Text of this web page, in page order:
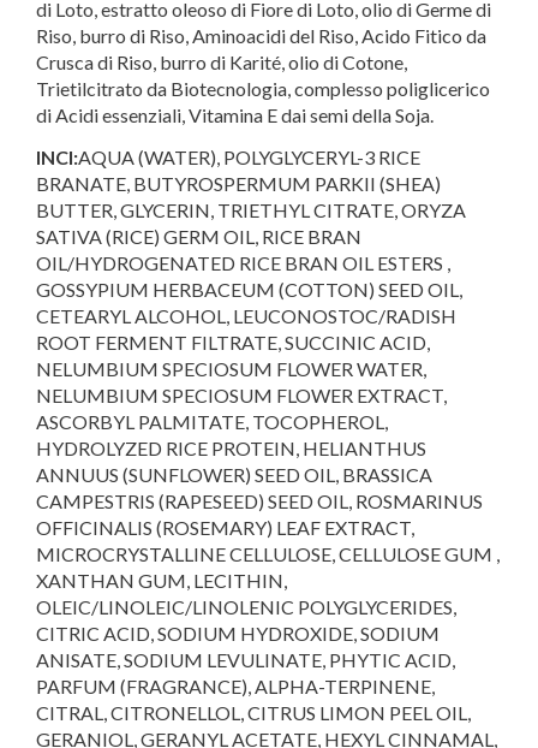
di Loto, estratto oleoso di Fiore di Loto, olio di Germe di
Riso, burro di Riso, Aminoacidi del Riso, Acido Fitico da
Crusca di Riso, burro di Karité, olio di Cotone,
Trietilcitrato da Biotecnologia, complesso poliglicerico
di Acidi essenziali, Vitamina E dai semi della Soja.
INCI:AQUA (WATER), POLYGLYCERYL-3 RICE
BRANATE, BUTYROSPERMUM PARKII (SHEA)
BUTTER, GLYCERIN, TRIETHYL CITRATE, ORYZA
SATIVA (RICE) GERM OIL, RICE BRAN
OIL/HYDROGENATED RICE BRAN OIL ESTERS ,
GOSSYPIUM HERBACEUM (COTTON) SEED OIL,
CETEARYL ALCOHOL, LEUCONOSTOC/RADISH
ROOT FERMENT FILTRATE, SUCCINIC ACID,
NELUMBIUM SPECIOSUM FLOWER WATER,
NELUMBIUM SPECIOSUM FLOWER EXTRACT,
ASCORBYL PALMITATE, TOCOPHEROL,
HYDROLYZED RICE PROTEIN, HELIANTHUS
ANNUUS (SUNFLOWER) SEED OIL, BRASSICA
CAMPESTRIS (RAPESEED) SEED OIL, ROSMARINUS
OFFICINALIS (ROSEMARY) LEAF EXTRACT,
MICROCRYSTALLINE CELLULOSE, CELLULOSE GUM ,
XANTHAN GUM, LECITHIN,
OLEIC/LINOLEIC/LINOLENIC POLYGLYCERIDES,
CITRIC ACID, SODIUM HYDROXIDE, SODIUM
ANISATE, SODIUM LEVULINATE, PHYTIC ACID,
PARFUM (FRAGRANCE), ALPHA-TERPINENE,
CITRAL, CITRONELLOL, CITRUS LIMON PEEL OIL,
GERANIOL, GERANYL ACETATE, HEXYL CINNAMAL,